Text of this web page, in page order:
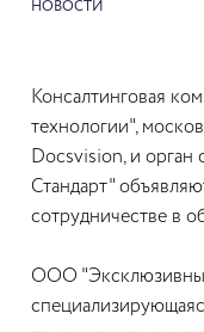
НОВОСТИ
Консалтинговая
технологии",
Docsvision, и
Стандарт"
сотрудничестве в
ООО